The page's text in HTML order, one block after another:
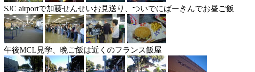
SJC airportで加藤せんせいお見送り、ついでにばーきんでお昼ご飯
午後MCL見学、晩ご飯は近くのフランス飯屋